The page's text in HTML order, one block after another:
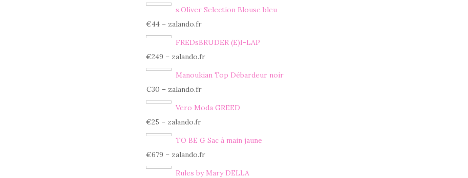
s.Oliver Selection Blouse bleu
€44 – zalando.fr
FREDsBRUDER (E)I-LAP
€249 – zalando.fr
Manoukian Top Débardeur noir
€30 – zalando.fr
Vero Moda GREED
€25 – zalando.fr
TO BE G Sac à main jaune
€679 – zalando.fr
Rules by Mary DELLA